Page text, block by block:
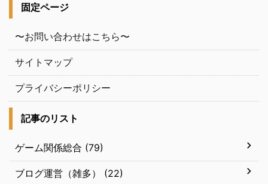
固定ページ
〜お問い合わせはこちら〜
サイトマップ
プライバシーポリシー
記事のリスト
ゲーム関係総合 (79)
ブログ運営（雑多） (22)